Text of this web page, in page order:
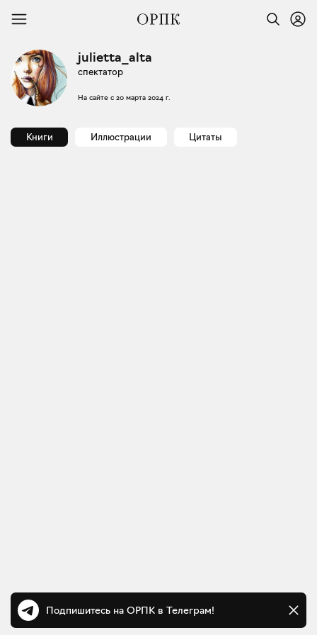
julietta_alta
спектатор
На сайте с 20 марта 2024 г.
Книги Иллюстрации Цитаты
Подпишитесь на ОРПК в Телеграм!